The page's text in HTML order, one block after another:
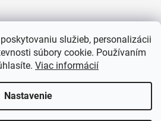
služieb, personalizácii
súbory cookie. Používaním
Viac informácií
Nastavenie